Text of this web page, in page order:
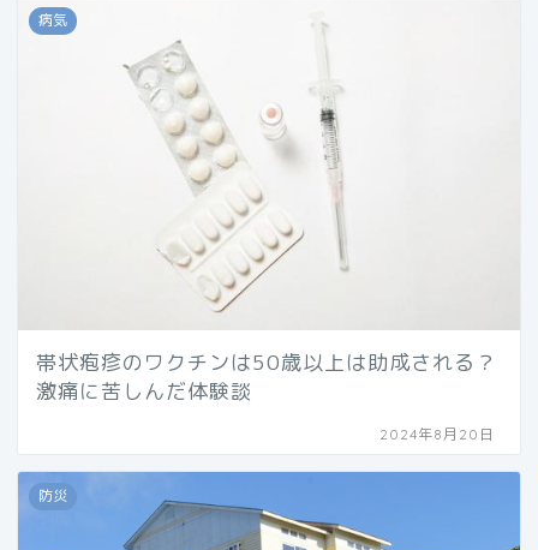
病気
帯状疱疹のワクチンは50歳以上は助成される？
激痛に苦しんだ体験談
2024年8月20日
防災